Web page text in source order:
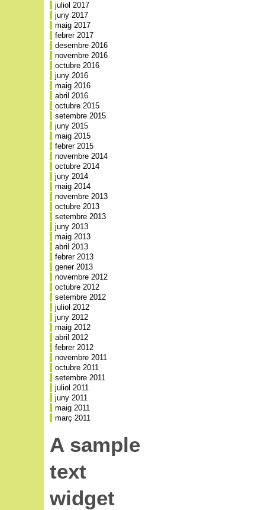
juliol 2017
juny 2017
maig 2017
febrer 2017
desembre 2016
novembre 2016
octubre 2016
juny 2016
maig 2016
abril 2016
octubre 2015
setembre 2015
juny 2015
maig 2015
febrer 2015
novembre 2014
octubre 2014
juny 2014
maig 2014
novembre 2013
octubre 2013
setembre 2013
juny 2013
maig 2013
abril 2013
febrer 2013
gener 2013
novembre 2012
octubre 2012
setembre 2012
juliol 2012
juny 2012
maig 2012
abril 2012
febrer 2012
novembre 2011
octubre 2011
setembre 2011
juliol 2011
juny 2011
maig 2011
març 2011
A sample
text
widget